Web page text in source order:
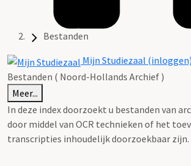
Bestanden
Mijn Studiezaal (inloggen)
Bestanden ( Noord-Hollands Archief )
Meer...
In deze index doorzoekt u bestanden van
door middel van OCR technieken of het
transcripties inhoudelijk doorzoekbaar zijn.